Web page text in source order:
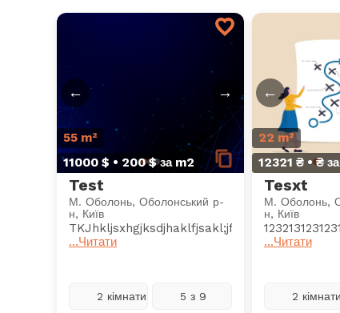
← →
11000 $ • 200 $ за m2
55 m²
Test
М. Оболонь, Оболонський р-
н, Київ
...Читати
2 кімнати 5 з 9
←
12321 ₴ • ₴
22 m²
Tesxt
М. Оболонь,
н, Київ
...Читати
2 кімнати